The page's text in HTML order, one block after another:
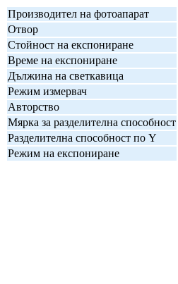
Производител на фотоапарат
Отвор
Стойност на експониране
Време на експониране
Дължина на светкавица
Режим измервач
Авторство
Мярка за разделителна способност
Разделителна способност по Y
Режим на експониране